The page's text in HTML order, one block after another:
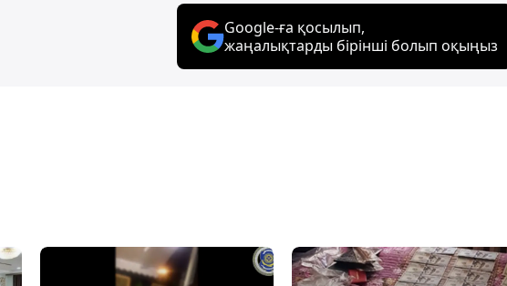
Google-ға қосылып,
жаңалықтарды бірінші болып оқыңыз